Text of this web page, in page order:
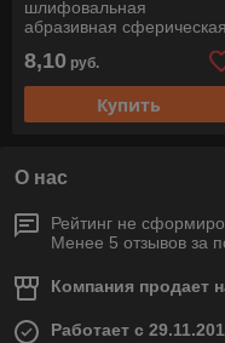
шлифовальная
абразивная сферическая
AWCO 60 J5V TOUGH,
Pferd
8,10 руб.
Купить
О нас
Рейтинг не
Менее 5 отзывов за
Компания продает
Работает с